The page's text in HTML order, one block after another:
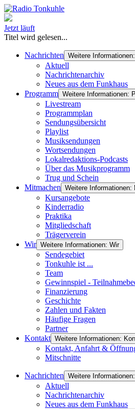
Jetzt läuft
Titel wird gelesen...
Nachrichten Weitere
Aktuell
Nachrichtenarchiv
Neues aus dem Funkhaus
Programm Weitere Informationen:
Livestream
Programmplan
Sendungsübersicht
Playlist
Musiksendungen
Wortsendungen
Lokalredaktions-Podcasts
Über das Musikprogramm
Trug und Schein
Mitmachen Weitere Informationen:
Kursangebote
Kinderradio
Praktika
Mitgliedschaft
Trägerverein
Wir Weitere Informationen: Wir
Sendegebiet
Tonkuhle ist ...
Team
Gewinnspiel -
Finanzierung
Geschichte
Zahlen und Fakten
Häufige Fragen
Partner
Kontakt Weitere Informationen:
Kontakt, Anfahrt &
Mitschnitte
Nachrichten Weitere
Aktuell
Nachrichtenarchiv
Neues aus dem Funkhaus